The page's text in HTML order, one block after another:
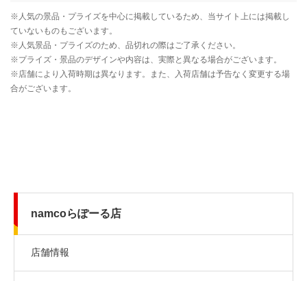
namcoらぽーる店
店舗情報